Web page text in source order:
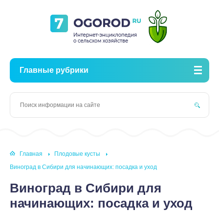
Главные рубрики
Главная
Плодовые кусты
Виноград в Сибири для начинающих: посадка и уход
Виноград в Сибири для
начинающих: посадка и уход